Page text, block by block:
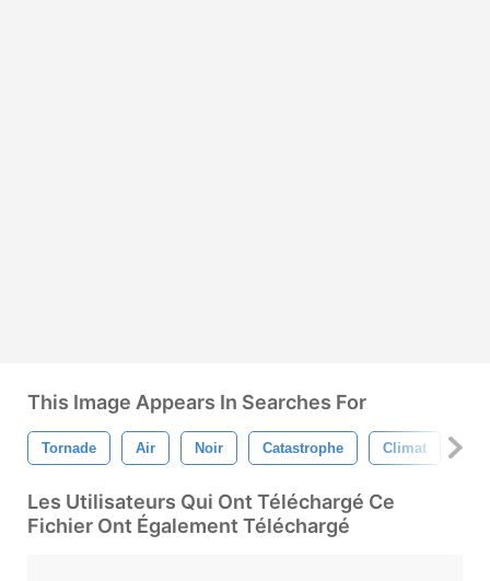
This Image Appears In Searches For
Tornade Air Noir Catastrophe Climat
Les Utilisateurs Qui Ont Téléchargé Ce
Fichier Ont Également Téléchargé